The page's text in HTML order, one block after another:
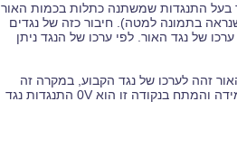
בעל התנגדות שמשתנה כתלות בכמות האור
של נגד האור. לפי ערכו של הנגד ניתן